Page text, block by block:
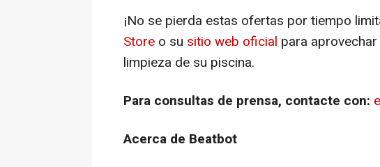
¡No se pierda estas ofertas por tiempo
Store o su sitio web oficial para
limpieza de su piscina.
Para consultas de prensa, contacte con:
Acerca de Beatbot